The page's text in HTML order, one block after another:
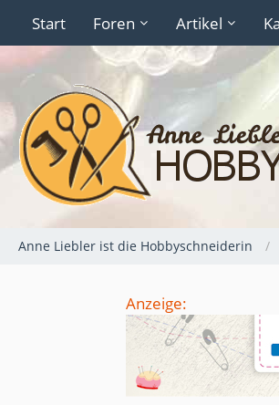
Start Foren Artikel
Anne Liebler ist die Hobbyschneiderin
Anzeige: